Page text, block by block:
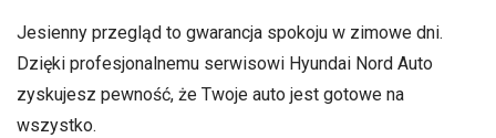
Jesienny przegląd to gwarancja spokoju w zimowe dni.
Dzięki profesjonalnemu serwisowi Hyundai Nord Auto
zyskujesz pewność, że Twoje auto jest gotowe na
wszystko.